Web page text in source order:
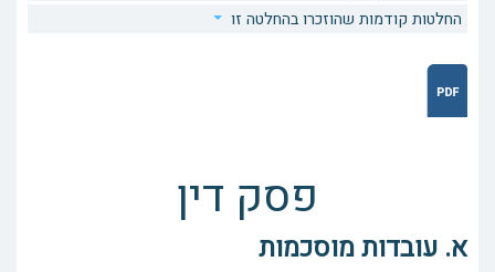
החלטות קודמות שהוזכרו בהחלטה זו
פסק דין
א. עובדות מוסכמות